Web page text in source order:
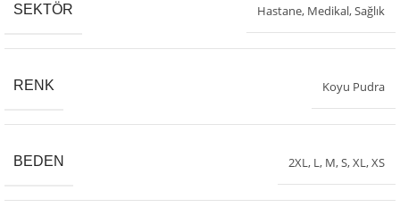
SEKTÖR Hastane, Medikal,Sağlık
RENK Koyu Pudra
BEDEN 2XL, L, M,S,XL,XS